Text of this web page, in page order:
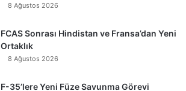
8 Ağustos 2026
FCAS Sonrası Hindistan ve Fransa’dan Yeni
Ortaklık
8 Ağustos 2026
F-35’lere Yeni Füze Savunma Görevi